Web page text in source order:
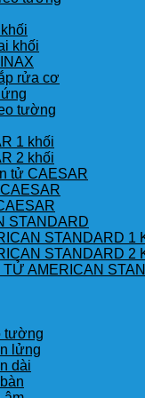
khối
rửa cơ
tường
1 khối
2 khối
tử CAESAR
STANDARD
STANDARD 1
STANDARD 2
AMERICAN
tường
lửng
dài